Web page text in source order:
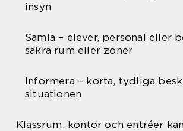
insyn
Samla – elever, personal eller
säkra rum eller zoner
Informera – korta, tydliga
situationen
Klassrum, kontor och entréer